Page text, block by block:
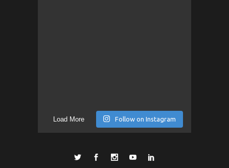
Load More Follow on Instagram